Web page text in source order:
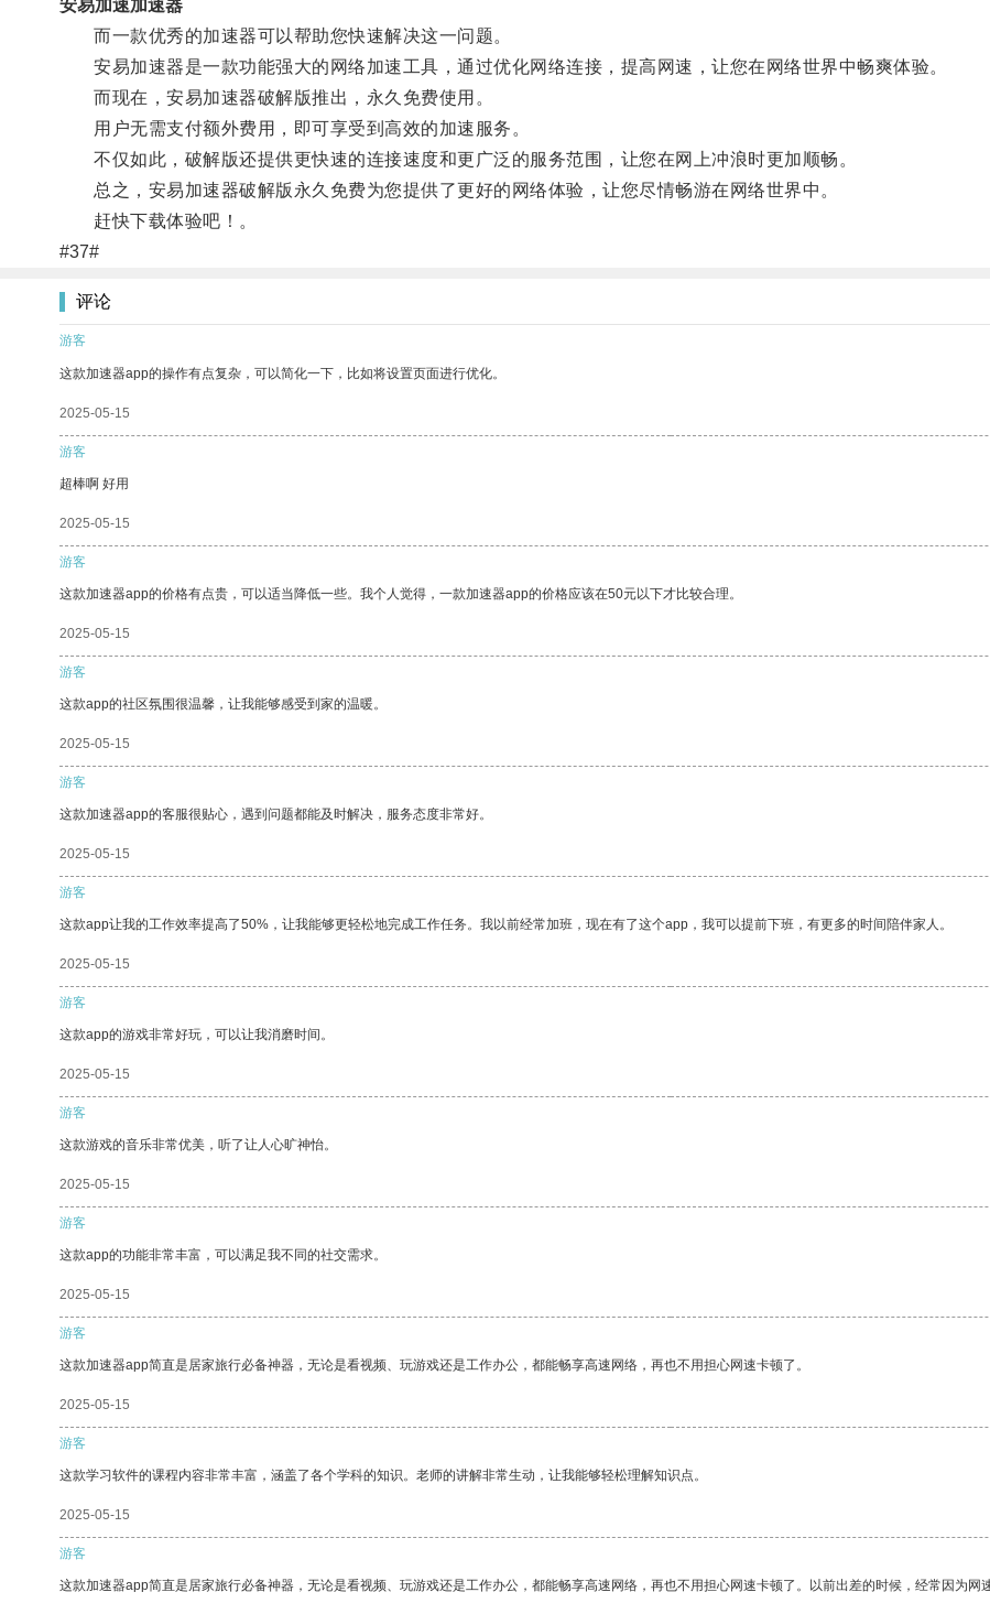
安易加速加速器
而一款优秀的加速器可以帮助您快速解决这一问题。
安易加速器是一款功能强大的网络加速工具，通过优化网络连接，提高网速，让您在网络世界中畅爽体验。
而现在，安易加速器破解版推出，永久免费使用。
用户无需支付额外费用，即可享受到高效的加速服务。
不仅如此，破解版还提供更快速的连接速度和更广泛的服务范围，让您在网上冲浪时更加顺畅。
总之，安易加速器破解版永久免费为您提供了更好的网络体验，让您尽情畅游在网络世界中。
赶快下载体验吧！。
#37#
评论
游客
这款加速器app的操作有点复杂，可以简化一下，比如将设置页面进行优化。
2025-05-15
游客
超棒啊 好用
2025-05-15
游客
这款加速器app的价格有点贵，可以适当降低一些。我个人觉得，一款加速器app的价格应该在50元以下才比较合理。
2025-05-15
游客
这款app的社区氛围很温馨，让我能够感受到家的温暖。
2025-05-15
游客
这款加速器app的客服很贴心，遇到问题都能及时解决，服务态度非常好。
2025-05-15
游客
这款app让我的工作效率提高了50%，让我能够更轻松地完成工作任务。我以前经常加班，现在有了这个app，我可以提前下班，有更多的时间陪伴家人。
2025-05-15
游客
这款app的游戏非常好玩，可以让我消磨时间。
2025-05-15
游客
这款游戏的音乐非常优美，听了让人心旷神怡。
2025-05-15
游客
这款app的功能非常丰富，可以满足我不同的社交需求。
2025-05-15
游客
这款加速器app简直是居家旅行必备神器，无论是看视频、玩游戏还是工作办公，都能畅享高速网络，再也不用担心网速卡顿了。
2025-05-15
游客
这款学习软件的课程内容非常丰富，涵盖了各个学科的知识。老师的讲解非常生动，让我能够轻松理解知识点。
2025-05-15
游客
这款加速器app简直是居家旅行必备神器，无论是看视频、玩游戏还是工作办公，都能畅享高速网络，再也不用担心网速卡顿了。以前出差的时候，经常因为网